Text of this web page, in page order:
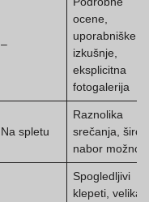
–
ocene,
uporabniške
izkušnje,
eksplicitna
fotogalerija
Na spletu
Raznolika
srečanja, širok
nabor
Spogledljivi
klepeti, velika